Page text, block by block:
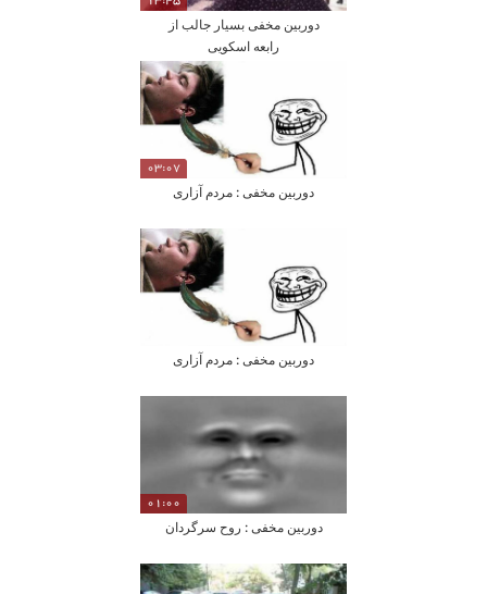
دوربین مخفی بسیار جالب از
رابعه اسکویی
03:07
دوربین مخفی : مردم آزاری
دوربین مخفی : مردم آزاری
01:00
دوربین مخفی : روح سرگردان